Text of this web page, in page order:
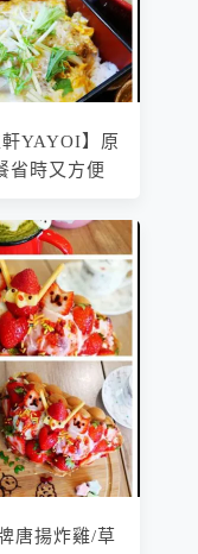
YAYOI】原
省時又方便
唐揚炸雞/草